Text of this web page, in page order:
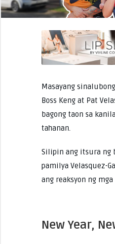
Masayang
Boss Keng at Pat
bagong taon sa
tahanan.
Silipin ang itsura ng
pamilya Velasquez-
ang reaksyon ng
New Year,